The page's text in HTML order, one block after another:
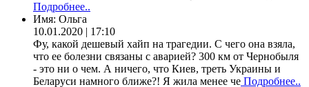
Подробнее..
Имя: Ольга
10.01.2020 | 17:10
Фу, какой дешевый хайп на трагедии. С чего она взяла,
что ее болезни связаны с аварией? 300 км от Чернобыля
- это ни о чем. А ничего, что Киев, треть Украины и
Беларуси намного ближе?! Я жила менее че Подробнее..